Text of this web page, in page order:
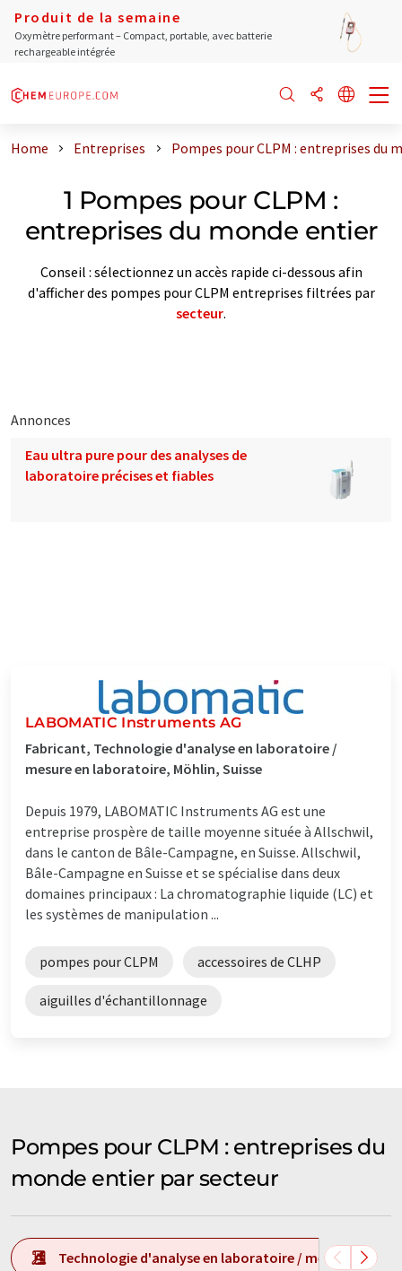
Produit de la semaine
Oxymètre performant – Compact, portable, avec batterie
rechargeable intégrée
Home Entreprises Pompes pour CLPM : entreprises du
1 Pompes pour CLPM :
entreprises du monde entier
Conseil : sélectionnez un accès rapide ci-dessous afin
d'afficher des pompes pour CLPM entreprises filtrées par
secteur.
Annonces
Eau ultra pure pour des analyses de
laboratoire précises et fiables
LABOMATIC Instruments AG
Fabricant, Technologie d'analyse en laboratoire /
mesure en laboratoire, Möhlin, Suisse
Depuis 1979, LABOMATIC Instruments AG est une
entreprise prospère de taille moyenne située à Allschwil,
dans le canton de Bâle-Campagne, en Suisse. Allschwil,
Bâle-Campagne en Suisse et se spécialise dans deux
domaines principaux : La chromatographie liquide (LC) et
les systèmes de manipulation ...
pompes pour CLPM accessoires de CLHP
aiguilles d'échantillonnage
Pompes pour CLPM : entreprises du
monde entier par secteur
Technologie d'analyse en laboratoire / mesure en